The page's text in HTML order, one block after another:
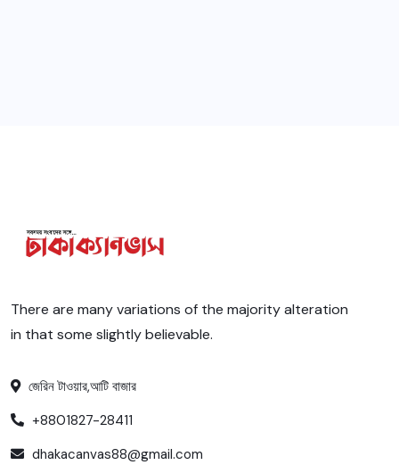
There are many variations of the majority alteration
in that some slightly believable.
জেরিন টাওয়ার,আটি বাজার
+8801827-28411
dhakacanvas88@gmail.com